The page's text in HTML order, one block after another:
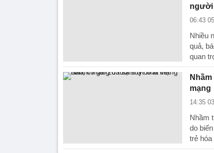
người
06:43
Nhiều
quả,
quan
mạng
14:35
Nhầm
do
trẻ hóa